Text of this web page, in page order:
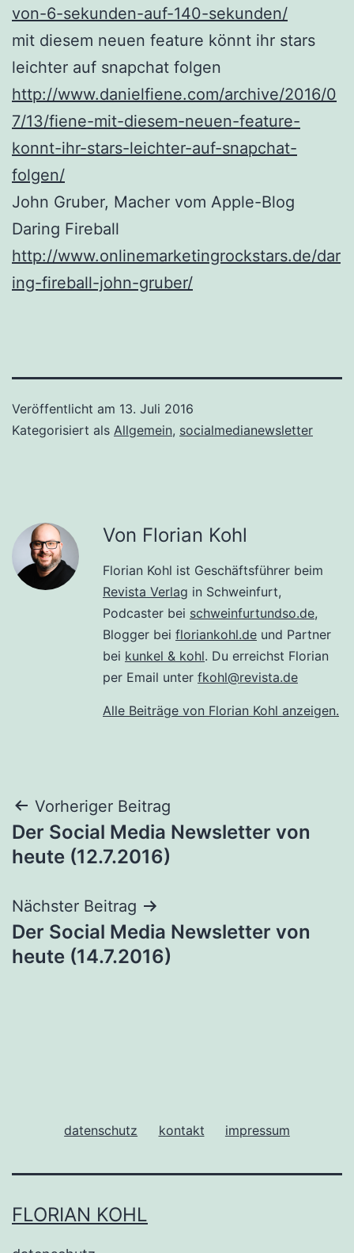
von-6-sekunden-auf-140-sekunden/
mit diesem neuen feature könnt ihr stars
leichter auf snapchat folgen
http://www.danielfiene.com/archive/2016/0
7/13/fiene-mit-diesem-neuen-feature-
konnt-ihr-stars-leichter-auf-snapchat-
folgen/
John Gruber, Macher vom Apple-Blog
Daring Fireball
http://www.onlinemarketingrockstars.de/dar
ing-fireball-john-gruber/
Veröffentlicht am 13. Juli 2016
Kategorisiert als Allgemein, socialmedianewsletter
Von Florian Kohl
Florian Kohl ist Geschäftsführer beim
Revista Verlag in Schweinfurt,
Podcaster bei schweinfurtundso.de,
Blogger bei floriankohl.de und Partner
bei kunkel & kohl. Du erreichst Florian
per Email unter fkohl@revista.de
Alle Beiträge von Florian Kohl anzeigen.
Beitragsnavigation
Vorheriger Beitrag
Der Social Media Newsletter von
heute (12.7.2016)
Nächster Beitrag
Der Social Media Newsletter von
heute (14.7.2016)
datenschutz kontakt impressum
FLORIAN KOHL